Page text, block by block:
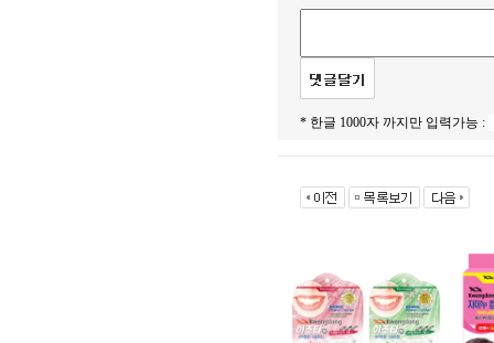
* 한글 1000자 까지만 입력가능 :